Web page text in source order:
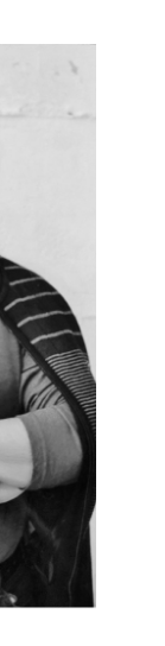
girdiği
isteğini bile
bir günlük…
kalacak
ve
şekilde
sabır